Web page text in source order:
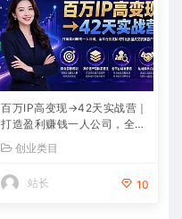
百万IP高变现→42天实战营｜
打造盈利赚钱一人公司，全平
台引流私域转化批量成交积累
客户案例
创业类目
站长 10